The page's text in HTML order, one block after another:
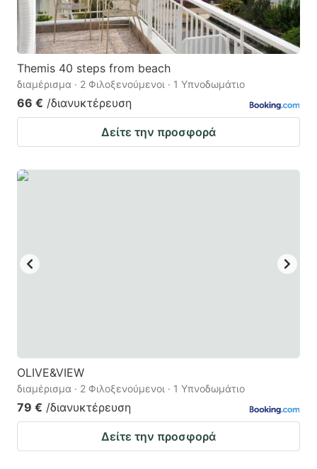
changing
dates.
changing
dates.
Themis 40 steps from beach
διαμέρισμα · 2 Φιλοξενούμενοι · 1 Υπνοδωμάτιο
66 € /διανυκτέρευση
Δείτε την προσφορά
OLIVE&VIEW
διαμέρισμα · 2 Φιλοξενούμενοι · 1 Υπνοδωμάτιο
79 € /διανυκτέρευση
Δείτε την προσφορά